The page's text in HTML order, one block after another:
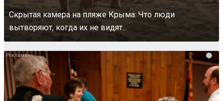
Скрытая камера на пляже Крыма: Что люди
вытворяют, когда их не видят...
i